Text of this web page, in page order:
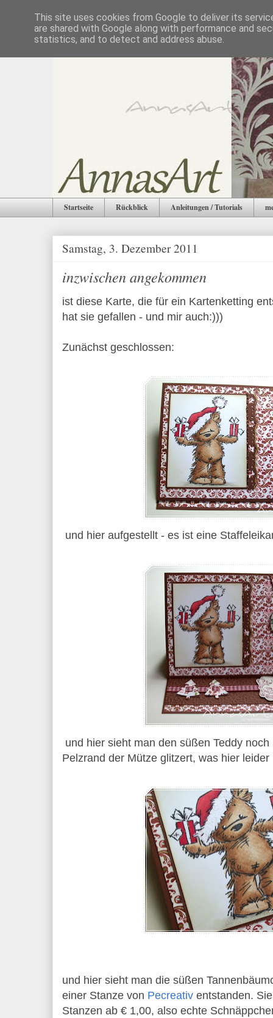
Startseite Rückblick Anleitungen / Tutorials
Samstag, 3. Dezember 2011
inzwischen angekommen
ist diese Karte, die für ein Kartenketting
hat sie gefallen - und mir auch:)))
Zunächst geschlossen:
und hier aufgestellt - es ist eine
und hier sieht man den süßen Teddy
Pelzrand der Mütze glitzert, was hier leider
und hier sieht man die süßen
einer Stanze von Pecreativ entstanden.
Stanzen ab € 1,00, also echte
This site uses cookies from Google to deliver its
are shared with Google along with performance and
statistics, and to detect and address abuse.